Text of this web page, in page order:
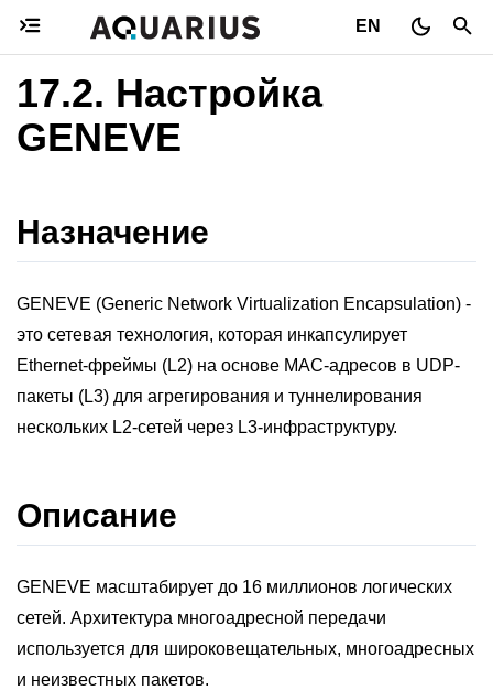
EN
17.2. Настройка
GENEVE
Назначение
GENEVE (Generic Network Virtualization Encapsulation) -
это сетевая технология, которая инкапсулирует
Ethernet-фреймы (L2) на основе MAC-адресов в UDP-
пакеты (L3) для агрегирования и туннелирования
нескольких L2-сетей через L3-инфраструктуру.
Описание
GENEVE масштабирует до 16 миллионов логических
сетей. Архитектура многоадресной передачи
используется для широковещательных, многоадресных
и неизвестных пакетов.